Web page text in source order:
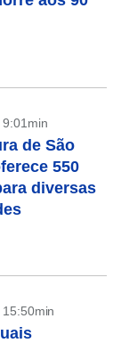
9:01min
de São
550
diversas